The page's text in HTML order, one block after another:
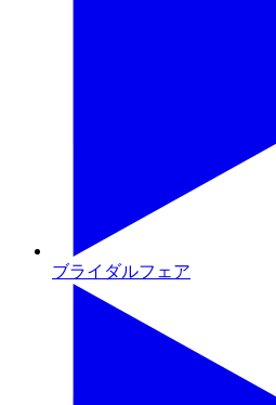
ブライダルフェア